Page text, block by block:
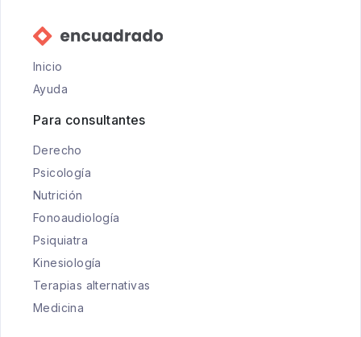
Inicio
Ayuda
Para consultantes
Derecho
Psicología
Nutrición
Fonoaudiología
Psiquiatra
Kinesiología
Terapias alternativas
Medicina